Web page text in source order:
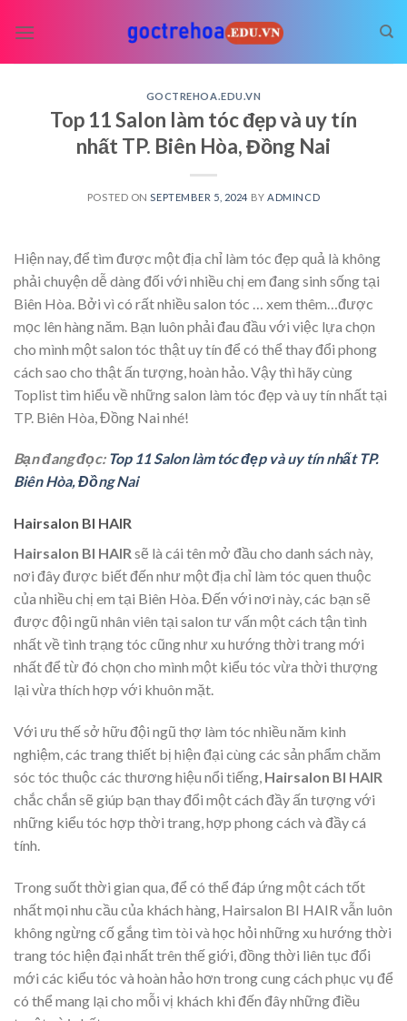
GOCTREHOA.EDU.VN
Top 11 Salon làm tóc đẹp và uy tín
nhất TP. Biên Hòa, Đồng Nai
POSTED ON SEPTEMBER 5, 2024 BY ADMINCD
Hiện nay, để tìm được một địa chỉ làm tóc đẹp quả là không
phải chuyện dễ dàng đối với nhiều chị em đang sinh sống tại
Biên Hòa. Bởi vì có rất nhiều salon tóc
… xem thêm… được
mọc lên hàng năm. Bạn luôn phải đau đầu với việc lựa chọn
cho mình một salon tóc thật uy tín để có thể thay đổi phong
cách sao cho thật ấn tượng, hoàn hảo. Vậy thì hãy cùng
Toplist tìm hiểu về những salon làm tóc đẹp và uy tín nhất tại
TP. Biên Hòa, Đồng Nai nhé!
Bạn đang đọc: Top 11 Salon làm tóc đẹp và uy tín nhất TP.
Biên Hòa, Đồng Nai
Hairsalon BI HAIR
Hairsalon BI HAIR sẽ là cái tên mở đầu cho danh sách này,
nơi đây được biết đến như một địa chỉ làm tóc quen thuộc
của nhiều chị em tại Biên Hòa. Đến với nơi này, các bạn sẽ
được đội ngũ nhân viên tại salon tư vấn một cách tận tình
nhất về tình trạng tóc cũng như xu hướng thời trang mới
nhất để từ đó chọn cho mình một kiểu tóc vừa thời thượng
lại vừa thích hợp với khuôn mặt.
Với ưu thế sở hữu đội ngũ thợ làm tóc nhiều năm kinh
nghiệm, các trang thiết bị hiện đại cùng các sản phẩm chăm
sóc tóc thuộc các thương hiệu nổi tiếng, Hairsalon BI HAIR
chắc chắn sẽ giúp bạn thay đổi một cách đầy ấn tượng với
những kiểu tóc hợp thời trang, hợp phong cách và đầy cá
tính.
Trong suốt thời gian qua, để có thể đáp ứng một cách tốt
nhất mọi nhu cầu của khách hàng, Hairsalon BI HAIR vẫn luôn
không ngừng cố gắng tìm tòi và học hỏi những xu hướng thời
trang tóc hiện đại nhất trên thế giới, đồng thời liên tục đổi
mới các kiểu tóc và hoàn hảo hơn trong cung cách phục vụ để
có thể mang lại cho mỗi vị khách khi đến đây những điều